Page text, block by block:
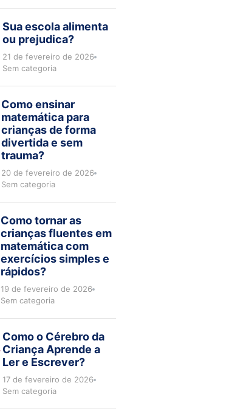
Sua escola alimenta
ou prejudica?
21 de fevereiro de 2026
Sem categoria
Como ensinar
matemática para
crianças de forma
divertida e sem
trauma?
20 de fevereiro de 2026
Sem categoria
Como tornar as
crianças fluentes em
matemática com
exercícios simples e
rápidos?
19 de fevereiro de 2026
Sem categoria
Como o Cérebro da
Criança Aprende a
Ler e Escrever?
17 de fevereiro de 2026
Sem categoria